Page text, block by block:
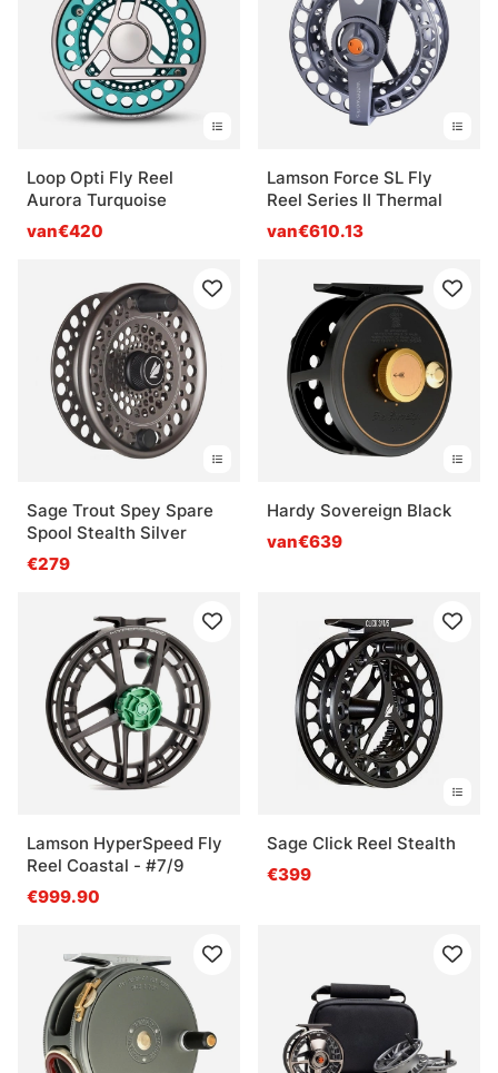
Loop Opti Fly Reel
Aurora Turquoise
van€420
Lamson Force SL Fly
Reel Series II Thermal
van€610.13
Sage Trout Spey Spare
Spool Stealth Silver
€279
Hardy Sovereign Black
van€639
Lamson HyperSpeed Fly
Reel Coastal - #7/9
€999.90
Sage Click Reel Stealth
€399